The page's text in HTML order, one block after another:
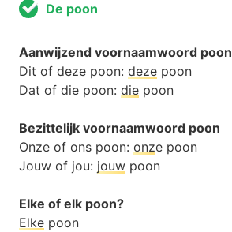
De poon
Aanwijzend voornaamwoord poon
Dit of deze poon: deze poon
Dat of die poon: die poon
Bezittelijk voornaamwoord poon
Onze of ons poon: onze poon
Jouw of jou: jouw poon
Elke of elk poon?
Elke poon